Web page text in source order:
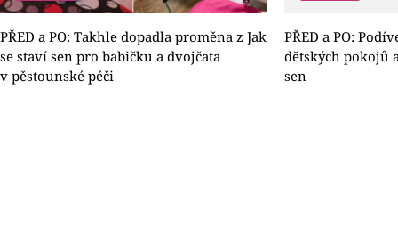
PŘED a PO: Takhle dopadla proměna z Jak
se staví sen pro babičku a dvojčata
v pěstounské péči
PŘED a PO:
dětských pokojů
sen